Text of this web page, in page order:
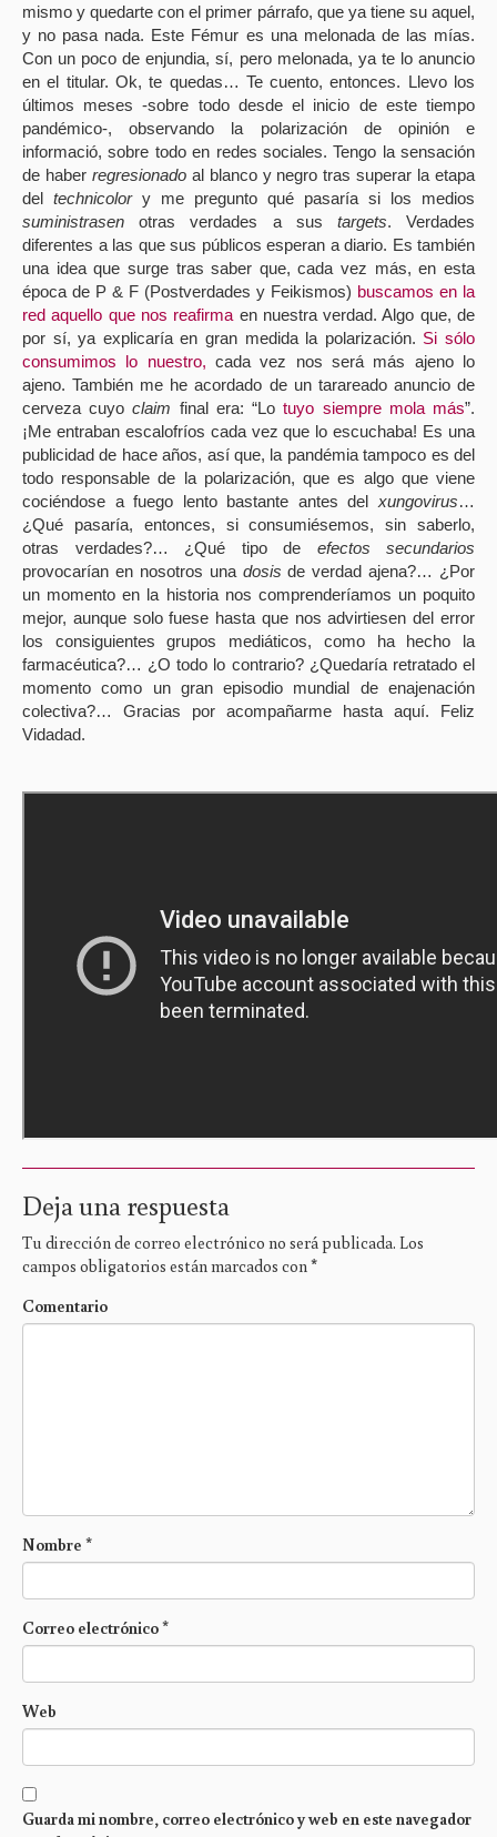
mismo y quedarte con el primer párrafo, que ya tiene su aquel,
y no pasa nada. Este Fémur es una melonada de las mías.
Con un poco de enjundia, sí, pero melonada, ya te lo anuncio
en el titular. Ok, te quedas… Te cuento, entonces. Llevo los
últimos meses -sobre todo desde el inicio de este tiempo
pandémico-, observando la polarización de opinión e
informació, sobre todo en redes sociales. Tengo la sensación
de haber regresionadoal blanco y negro tras superar la etapa
del technicolor y me pregunto qué pasaría si los medios
suministrasen otras verdades a sus targets. Verdades
diferentes a las que sus públicos esperan a diario. Es también
una idea que surge tras saber que, cada vez más, en esta
época de P & F (Postverdades y Feikismos) buscamos en la
red aquello que nos reafirma en nuestra verdad. Algo que, de
por sí, ya explicaría en gran medida la polarización. Si sólo
consumimos lo nuestro, cada vez nos será más ajeno lo
ajeno. También me he acordado de un tarareado anuncio de
cerveza cuyoclaim final era: “Lotuyo siempre mola más”.
¡Me entraban escalofríos cada vez que lo escuchaba! Es una
publicidad de hace años, así que, la pandémia tampoco es del
todo responsable de la polarización, que es algo que viene
cociéndose a fuego lento bastante antes del xungovirus…
¿Qué pasaría, entonces, si consumiésemos, sin saberlo,
otras verdades?… ¿Qué tipo de efectos secundarios
provocarían en nosotros una dosis de verdad ajena?… ¿Por
un momento en la historia nos comprenderíamos un poquito
mejor, aunque solo fuese hasta que nos advirtiesen del error
los consiguientes grupos mediáticos, como ha hecho la
farmacéutica?… ¿O todo lo contrario? ¿Quedaría retratado el
momento como un gran episodio mundial de enajenación
colectiva?… Gracias por acompañarme hasta aquí. Feliz
Vidadad.
Deja una respuesta
Tu dirección de correo electrónico no será publicada. Los
campos obligatorios están marcados con *
Comentario
Nombre *
Correo electrónico*
Web
Guarda mi nombre, correo electrónico y web en este navegador